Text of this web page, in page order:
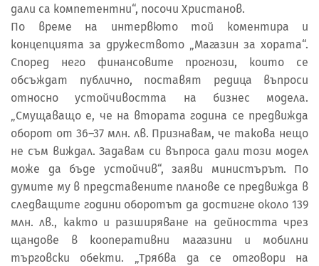
дали са компетентни“, посочи Христанов.
По време на интервюто той коментира и
концепцията за дружеството „Магазин за хората“.
Според него финансовите прогнози, които се
обсъждат публично, поставят редица въпроси
относно устойчивостта на бизнес модела.
„Смущаващо е, че на втората година се предвижда
оборот от 36–37 млн. лв. Признавам, че такова нещо
не съм виждал. Задавам си въпроса дали този модел
може да бъде устойчив“, заяви министърът. По
думите му в представените планове се предвижда в
следващите години оборотът да достигне около 139
млн. лв., както и разширяване на дейността чрез
щандове в кооперативни магазини и мобилни
търговски обекти. „Трябва да се отговори на